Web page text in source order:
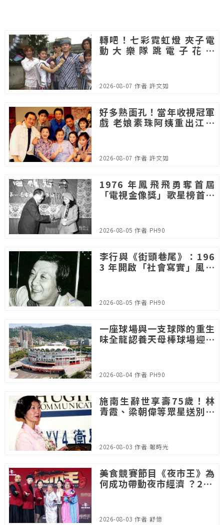
轉吧！七彩霓虹燈 夾子電
動大樂隊跳電子花車
2026-08-07 作者 許文如
好多熟面孔！當年收視冠軍
戲 老娘素珠阿姨重出江湖
2026-08-07 作者 許文如
1976 年鳳飛飛勇奪首屆
「電視金像獎」歌星榜首：
2026-08-05 作者 PH90
李行與《街頭巷尾》：196
3 年開啟「社會寫實」風潮
2026-08-05 作者 PH90
一座球場與一支球隊的重生
味全龍認養天母棒球場迎來
2026-08-04 作者 PH90
施南生辭世享壽75歲！林
青霞、梁朝偉等眾星送別
2026-08-03 作者 報時光
美食競賽節目《夜市王》為
何成功帶動夜市經濟 ？200
2026-08-03 作者 舒憶